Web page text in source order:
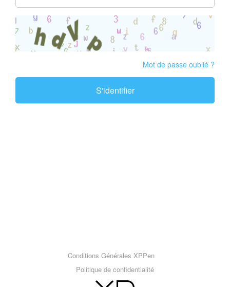
Mot de passe oublié ?
S'identifier
Conditions Générales XPPen
Politique de confidentialité